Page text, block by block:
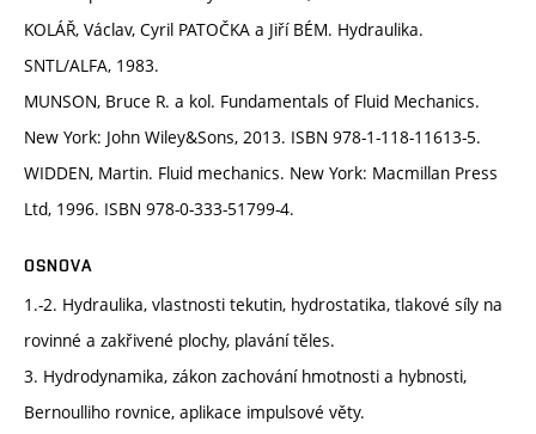
KOLÁŘ, Václav, Cyril PATOČKA a Jiří BÉM. Hydraulika.
SNTL/ALFA, 1983.
MUNSON, Bruce R. a kol. Fundamentals of Fluid Mechanics.
New York: John Wiley&Sons, 2013. ISBN 978-1-118-11613-5.
WIDDEN, Martin. Fluid mechanics. New York: Macmillan Press
Ltd, 1996. ISBN 978-0-333-51799-4.
OSNOVA
1.-2. Hydraulika, vlastnosti tekutin, hydrostatika, tlakové síly na
rovinné a zakřivené plochy, plavání těles.
3. Hydrodynamika, zákon zachování hmotnosti a hybnosti,
Bernoulliho rovnice, aplikace impulsové věty.